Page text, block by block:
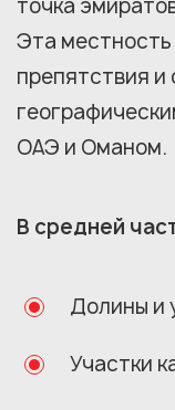
точка
Эта
препятствия
ОАЭ и Оманом.
В средней
Долины и
Участки